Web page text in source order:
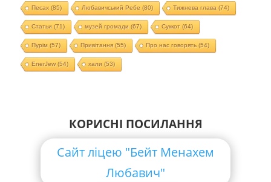
Песах(85) Любавичський Ребе (80) Тижнева глава (74)
Статьи (71) музей громади (67) Суккот (64)
Пурім (57) Привітання(55) Про нас говорять(54)
EnerJew(54) хали (53)
КОРИСНІ ПОСИЛАННЯ
Сайт ліцею "Бейт Менахем
Любавич"